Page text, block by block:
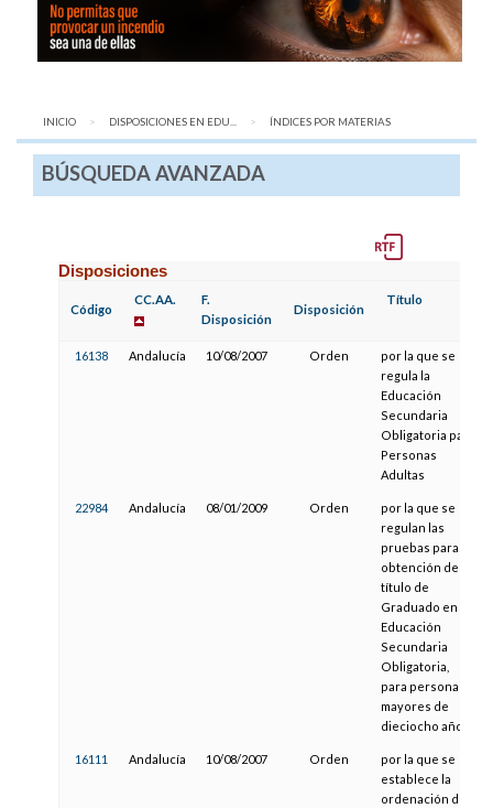
INICIO DISPOSICIONES EN EDU... AQUÍ:
ÍNDICES POR MATERIAS
BÚSQUEDA AVANZADA
Disposiciones
Código
CC.AA.
F.
Disposición
Disposición
Título
16138 Andalucía 10/08/2007 Orden
por la que se
regula la
Educación
Secundaria
Obligatoria para
Personas
Adultas
22984 Andalucía 08/01/2009 Orden
por la que se
regulan las
pruebas para la
obtención del
título de
Graduado en
Educación
Secundaria
Obligatoria,
para personas
mayores de
dieciocho años
16111 Andalucía 10/08/2007 Orden
por la que se
establece la
ordenación de